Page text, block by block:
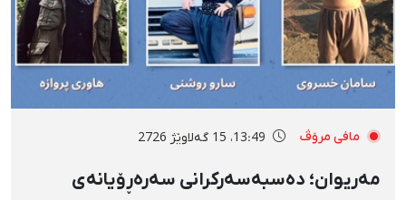
مافی مرۆڤ 13:49، 15 گەلاوێژ 2726
مەریوان؛ دەسبەسەرکرانی سەرەڕۆیانەی